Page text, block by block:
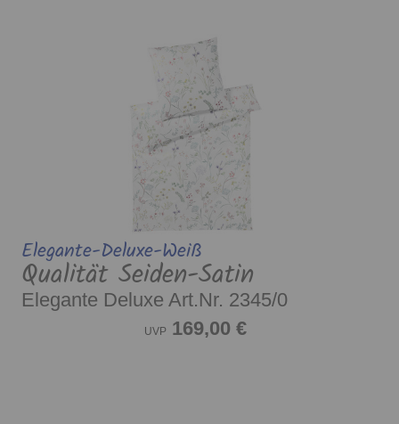
Elegante-Deluxe-Weiß
Qualität Seiden-Satin
Elegante Deluxe Art.Nr. 2345/0
UVP 169,00 €